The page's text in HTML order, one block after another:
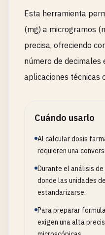
Esta herramienta
(mg) a microgramos
precisa, ofreciendo
número de
aplicaciones técnicas
Cuándo usarlo
Al calcular dosis
requieren una
Durante el análisis
donde las unidades
estandarizarse.
Para preparar
exigen una alta